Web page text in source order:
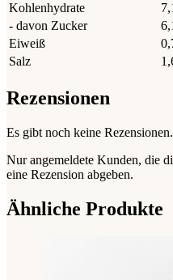
Kohlenhydrate
- davon Zucker
Eiweiß
Salz
Rezensionen
Es gibt noch keine Rezensionen.
Nur angemeldete Kunden, die
eine Rezension abgeben.
Ähnliche Produkte